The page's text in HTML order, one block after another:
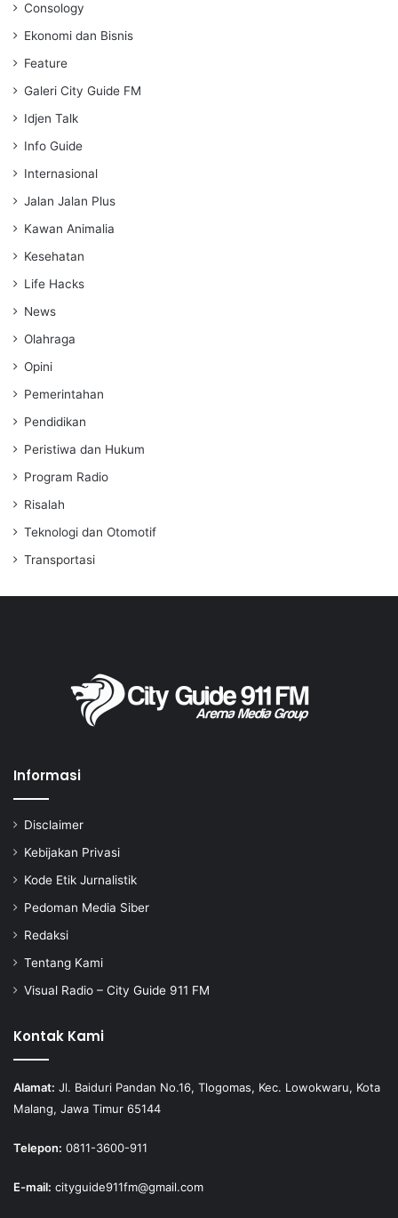
Consology
Ekonomi dan Bisnis
Feature
Galeri City Guide FM
Idjen Talk
Info Guide
Internasional
Jalan Jalan Plus
Kawan Animalia
Kesehatan
Life Hacks
News
Olahraga
Opini
Pemerintahan
Pendidikan
Peristiwa dan Hukum
Program Radio
Risalah
Teknologi dan Otomotif
Transportasi
Informasi
Disclaimer
Kebijakan Privasi
Kode Etik Jurnalistik
Pedoman Media Siber
Redaksi
Tentang Kami
Visual Radio – City Guide 911 FM
Kontak Kami
Alamat: Jl. Baiduri Pandan No.16, Tlogomas, Kec. Lowokwaru, Kota
Malang, Jawa Timur 65144
Telepon: 0811-3600-911
E-mail: cityguide911fm@gmail.com